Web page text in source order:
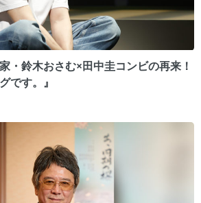
・鈴木おさむ×田中圭コンビの再来！
です。』